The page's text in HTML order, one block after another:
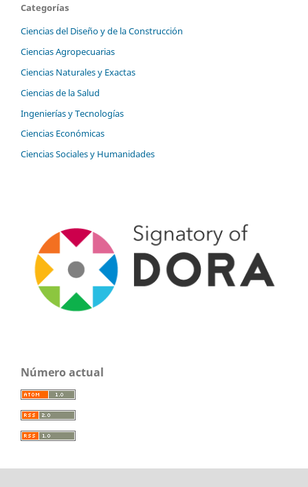
Categorías
Ciencias del Diseño y de la Construcción
Ciencias Agropecuarias
Ciencias Naturales y Exactas
Ciencias de la Salud
Ingenierías y Tecnologías
Ciencias Económicas
Ciencias Sociales y Humanidades
Número actual